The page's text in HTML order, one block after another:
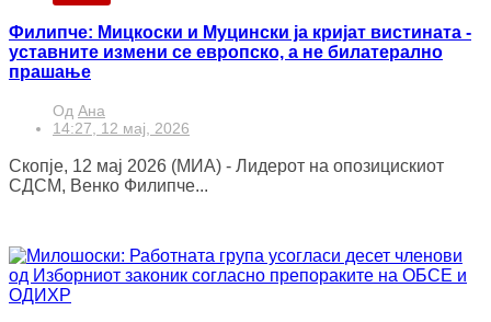
Филипче: Мицкоски и Муцински ја кријат вистината -
уставните измени се европско, а не билатерално
прашање
Од Ана
14:27, 12 мај, 2026
Скопје, 12 мај 2026 (МИА) - Лидерот на опозицискиот
СДСМ, Венко Филипче...